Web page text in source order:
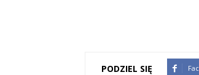
PODZIEL SIĘ